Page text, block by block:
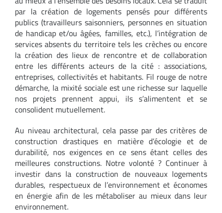
par la création de logements pensés pour différents
publics (travailleurs saisonniers, personnes en situation
de handicap et/ou âgées, familles, etc.), l’intégration de
services absents du territoire tels les crèches ou encore
la création des lieux de rencontre et de collaboration
entre les différents acteurs de la cité : associations,
entreprises, collectivités et habitants. Fil rouge de notre
démarche, la mixité sociale est une richesse sur laquelle
nos projets prennent appui, ils s’alimentent et se
consolident mutuellement.
Au niveau architectural, cela passe par des critères de
construction drastiques en matière d’écologie et de
durabilité, nos exigences en ce sens étant celles des
meilleures constructions. Notre volonté ? Continuer à
investir dans la construction de nouveaux logements
durables, respectueux de l’environnement et économes
en énergie afin de les métaboliser au mieux dans leur
environnement.